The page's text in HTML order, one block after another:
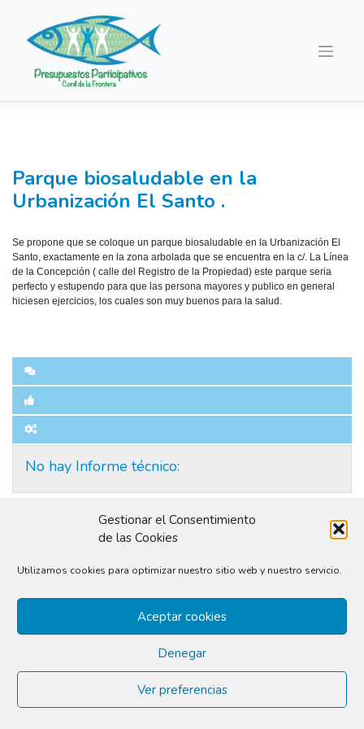
Gestionar el Consentimiento
de las Cookies
Utilizamos cookies para optimizar nuestro sitio web y nuestro servicio.
Aceptar cookies
Denegar
Ver preferencias
contenido
Parque biosaludable en la
Urbanización El Santo .
Se propone que se coloque un parque biosaludable en la Urbanización El
Santo, exactamente en la zona arbolada que se encuentra en la c/. La Línea
de la Concepción ( calle del Registro de la Propiedad) este parque seria
perfecto y estupendo para que las persona mayores y publico en general
hiciesen ejercicios, los cuales son muy buenos para la salud.
No hay Informe técnico:
Delibera City Thinking S.L.